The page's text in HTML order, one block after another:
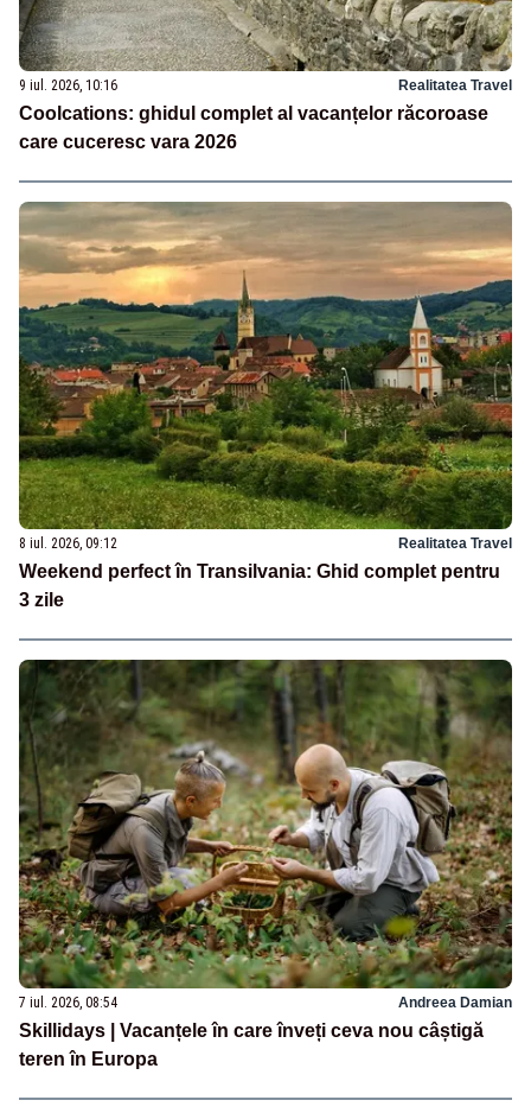
9 iul. 2026, 10:16 Realitatea Travel
Coolcations: ghidul complet al vacanțelor răcoroase
care cuceresc vara 2026
8 iul. 2026, 09:12 Realitatea Travel
Weekend perfect în Transilvania: Ghid complet pentru
3 zile
7 iul. 2026, 08:54 Andreea Damian
Skillidays | Vacanțele în care înveți ceva nou câștigă
teren în Europa